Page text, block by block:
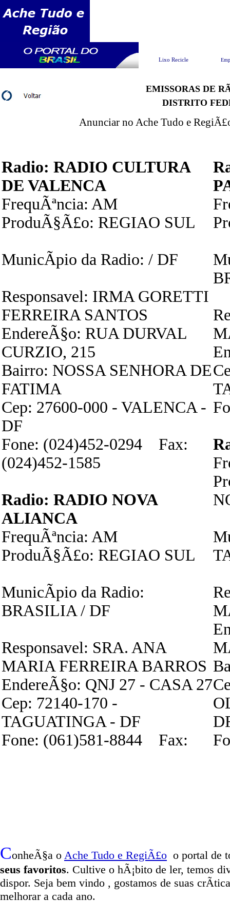
Lixo Recicle
EMISSORAS DE
DISTRITO
Anunciar no Ache Tudo e
Radio: RADIO CULTURA
DE VALENCA
FrequÃªncia: AM
ProduÃ§Ã£o: REGIAO SUL
MunicÃ­pio da Radio: / DF
Responsavel: IRMA GORETTI
FERREIRA SANTOS
EndereÃ§o: RUA DURVAL
CURZIO, 215
Bairro: NOSSA SENHORA DE
FATIMA
Cep: 27600-000 - VALENCA -
DF
Fone: (024)452-0294 Fax:
(024)452-1585
Radio: RADIO NOVA
ALIANCA
FrequÃªncia: AM
ProduÃ§Ã£o: REGIAO SUL
MunicÃ­pio da Radio:
BRASILIA / DF
Responsavel: SRA. ANA
MARIA FERREIRA BARROS
EndereÃ§o: QNJ 27 - CASA 27
Cep: 72140-170 -
TAGUATINGA - DF
Fone: (061)581-8844 Fax:
ConheÃ§a o Ache Tudo e RegiÃ£o o portal de
seus favoritos. Cultive o hÃ¡bito de ler, temos
dispor. Seja bem vindo , gostamos de suas
melhorar a cada ano.